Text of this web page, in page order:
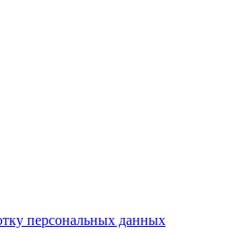
персональных данных